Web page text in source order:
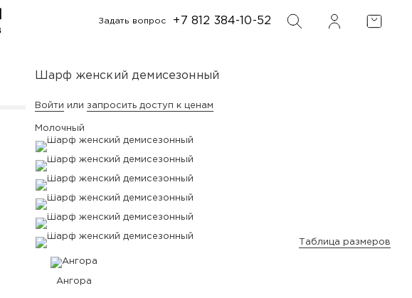
Задать вопрос +7 812 384-10-52 ФИЛЬТР
ПОИСК
Шарф женский демисезонный
Войти или запросить доступ к ценам
Молочный
Таблица размеров
Ангора